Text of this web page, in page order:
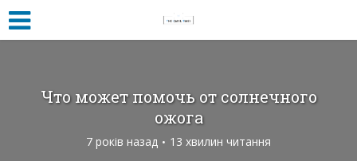
Что может помочь от солнечного
ожога
7 років назад 13 хвилин читання